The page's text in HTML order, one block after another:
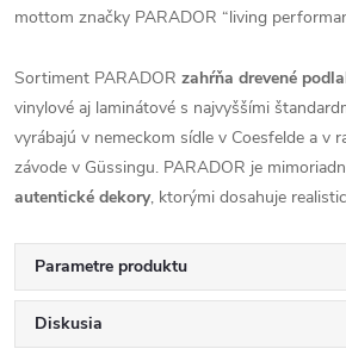
mottom značky PARADOR “living
Sortiment PARADOR zahŕňa drevené
vinylové aj laminátové s najvyššími
vyrábajú v nemeckom sídle v Coesfelde a v
závode v Güssingu. PARADOR je
autentické dekory, ktorými dosahuje
Parametre produktu
Diskusia